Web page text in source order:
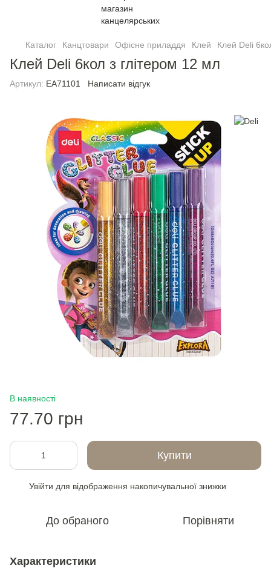
Каталог Канцтовари Офісне приладдя Клей Клей Deli
Клей Deli 6кол з глiтером 12 мл
Артикул: EA71101 Написати відгук
В наявності
77.70 грн
Купити
Увійти для відображення накопичувальної знижки
До обраного Порівняти
Характеристики